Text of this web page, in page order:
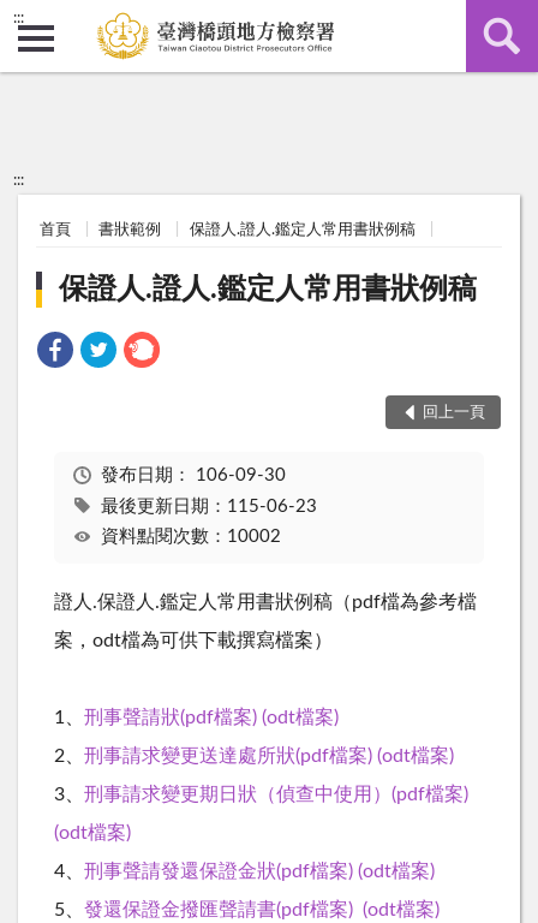
:::
:::
首頁 書狀範例 保證人.證人.鑑定人常用書狀例稿
保證人.證人.鑑定人常用書狀例稿
回上一頁
發布日期： 106-09-30
最後更新日期：115-06-23
資料點閱次數：10002
證人.保證人.鑑定人常用書狀例稿（pdf檔為參考檔
案，odt檔為可供下載撰寫檔案）
1、 刑事聲請狀(pdf檔案) (odt檔案)
2、 刑事請求變更送達處所狀(pdf檔案) (odt檔案)
3、 刑事請求變更期日狀（偵查中使用）(pdf檔案)
(odt檔案)
4、 刑事聲請發還保證金狀(pdf檔案) (odt檔案)
5、 發還保證金撥匯聲請書(pdf檔案) (odt檔案)